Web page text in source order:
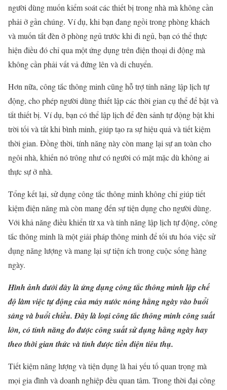
người dùng muốn kiểm soát các thiết bị trong nhà mà không cần
phải ở gần chúng. Ví dụ, khi bạn đang ngồi trong phòng khách
và muốn tắt đèn ở phòng ngủ trước khi đi ngủ, bạn có thể thực
hiện điều đó chỉ qua một ứng dụng trên điện thoại di động mà
không cần phải vất vả đứng lên và di chuyển.
Hơn nữa, công tắc thông minh cũng hỗ trợ tính năng lập lịch tự
động, cho phép người dùng thiết lập các thời gian cụ thể để bật và
tắt thiết bị. Ví dụ, bạn có thể lập lịch để đèn sảnh tự động bật khi
trời tối và tắt khi bình minh, giúp tạo ra sự hiệu quả và tiết kiệm
thời gian. Đồng thời, tính năng này còn mang lại sự an toàn cho
ngôi nhà, khiến nó trông như có người có mặt mặc dù không ai
thực sự ở nhà.
Tổng kết lại, sử dụng công tắc thông minh không chỉ giúp tiết
kiệm điện năng mà còn mang đến sự tiện dụng cho người dùng.
Với khả năng điều khiển từ xa và tính năng lập lịch tự động, công
tắc thông minh là một giải pháp thông minh để tối ưu hóa việc sử
dụng năng lượng và mang lại sự tiện ích trong cuộc sống hàng
ngày.
Hình ảnh dưới đây là ứng dụng công tắc thông minh lập chế
độ làm việc tự động của máy nước nóng hằng ngày vào buổi
sáng và buổi chiều. Đây là loại công tắc thông minh công suất
lớn, có tính năng đo được công suất sử dụng hằng ngày hay
theo thời gian thức và tính được tiền điện tiêu thụ.
Tiết kiệm năng lượng và tiện dụng là hai yếu tố quan trọng mà
mọi gia đình và doanh nghiệp đều quan tâm. Trong thời đại công